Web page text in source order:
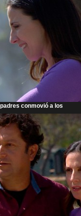
conmovió a los